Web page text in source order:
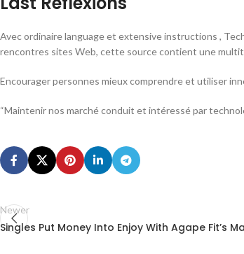
Avec ordinaire language et extensive instructions ,
rencontres sites Web, cette source contient une
Encourager personnes mieux comprendre et utiliser
“Maintenir nos marché conduit et intéressé par
Newer
Singles Put Money Into Enjoy With Agape Fit’s